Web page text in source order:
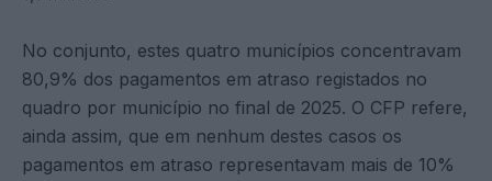
No conjunto, estes quatro municípios concentravam
80,9% dos pagamentos em atraso registados no
quadro por município no final de 2025. O CFP refere,
ainda assim, que em nenhum destes casos os
pagamentos em atraso representavam mais de 10%